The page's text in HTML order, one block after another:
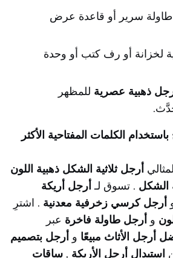
طاولة سرير أو قاعدة عرض
لخزانة أو رف كتب أو وحدة
ذهبية عصرية للمظهر
الكلمات المفتاحية الأكثر
أرجل ثلاثية الشكل ذهبية اللون
الشكل . تسوق لـ أرجل أريكة
أرجل كرسي زخرفية معدنية . اشترِ
و أرجل طاولة فاخرة عبر
أرجل الأثاث مبيعًا و أرجل بتصميم
استبدال أرجل الأريكة , ساقات